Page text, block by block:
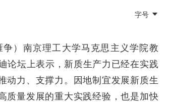
字号
）南京理工大学马克思主义学院教
论坛上表示，新质生产力已经在实践
动力、支撑力。因地制宜发展新质生
质量发展的重大实践经验，也是加快